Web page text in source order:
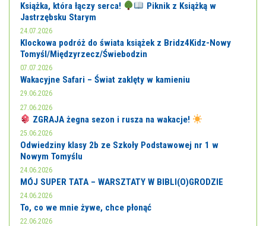
Książka, która łączy serca!
Piknik z Książką w
Jastrzębsku Starym
24.07.2026
Klockowa podróż do świata książek z Bridz4Kidz-Nowy
Tomyśl/Międzyrzecz/Świebodzin
07.07.2026
Wakacyjne Safari – Świat zaklęty w kamieniu
29.06.2026
27.06.2026
ZGRAJA żegna sezon i rusza na wakacje!
25.06.2026
Odwiedziny klasy 2b ze Szkoły Podstawowej nr 1 w
Nowym Tomyślu
24.06.2026
MÓJ SUPER TATA – WARSZTATY W BIBLI(O)GRODZIE
24.06.2026
To, co we mnie żywe, chce płonąć
22.06.2026